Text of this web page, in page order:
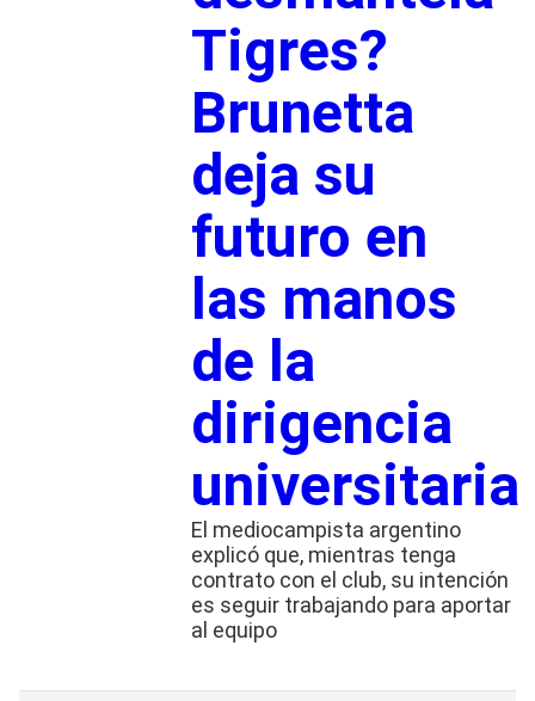
Tigres?
Brunetta
deja su
futuro en
las manos
de la
dirigencia
universitaria
El mediocampista argentino
explicó que, mientras tenga
contrato con el club, su intención
es seguir trabajando para aportar
al equipo